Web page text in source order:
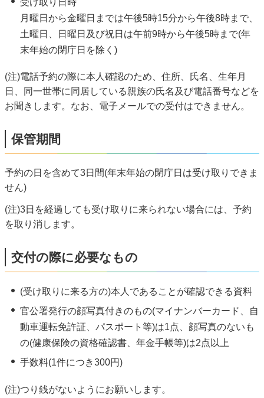
受け取り日時
月曜日から金曜日までは午後5時15分から午後8時まで、
土曜日、日曜日及び祝日は午前9時から午後5時まで(年
末年始の閉庁日を除く)
(注)電話予約の際に本人確認のため、住所、氏名、生年月
日、同一世帯に同居している親族の氏名及び電話番号などを
お聞きします。なお、電子メールでの受付はできません。
保管期間
予約の日を含めて3日間(年末年始の閉庁日は受け取りできま
せん)
(注)3日を経過しても受け取りに来られない場合には、予約
を取り消します。
交付の際に必要なもの
(受け取りに来る方の)本人であることが確認できる資料
官公署発行の顔写真付きのもの(マイナンバーカード、自
動車運転免許証、パスポート等)は1点、顔写真のないも
の(健康保険の資格確認書、年金手帳等)は2点以上
手数料(1件につき300円)
(注)つり銭がないようにお願いします。